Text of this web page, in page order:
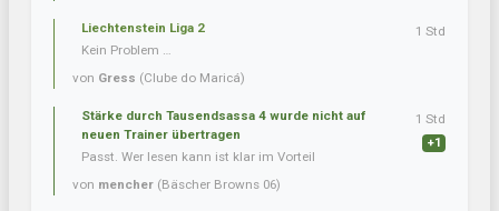
Liechtenstein Liga 2
Kein Problem …
von Gress (Clube do Maricá)
1 Std
Stärke durch Tausendsassa 4 wurde nicht auf
neuen Trainer übertragen
Passt. Wer lesen kann ist klar im Vorteil
von mencher (Bäscher Browns 06)
1 Std
+1